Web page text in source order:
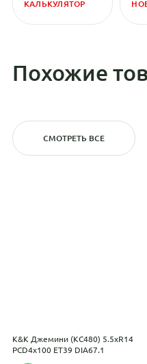
КАЛЬКУЛЯТОР
Похожие
СМОТРЕТЬ ВСЕ
K&K Джемини (КС480) 5.5xR14
PCD4x100 ET39 DIA67.1